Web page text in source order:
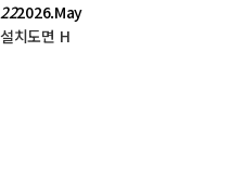
222026.May
설치도면 H